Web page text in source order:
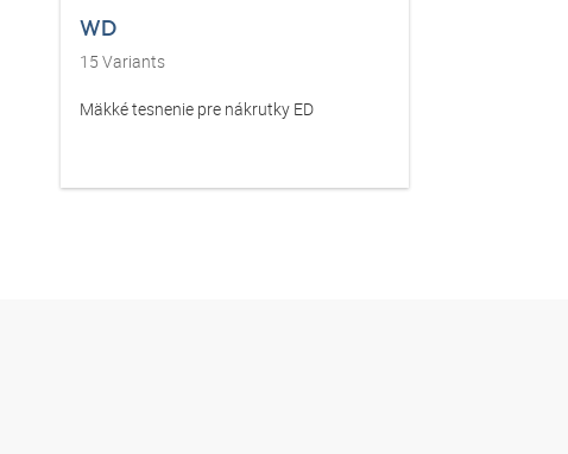
WD
15 Variants
Mäkké tesnenie pre nákrutky ED